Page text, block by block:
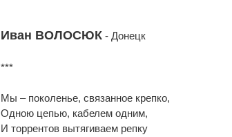
Иван ВОЛОСЮК - Донецк
***
Мы – поколенье, связанное крепко,
Одною цепью, кабелем одним,
И торрентов вытягиваем репку